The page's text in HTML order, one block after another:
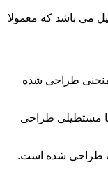
می باشد که معمولا
منحنی طراحی شده
مستطیلی طراحی